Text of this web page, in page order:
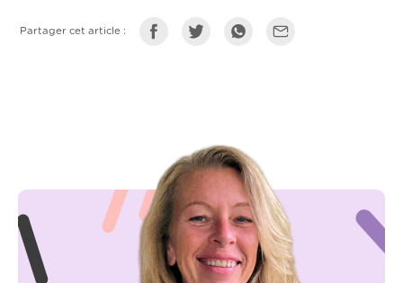
Partager cet article :